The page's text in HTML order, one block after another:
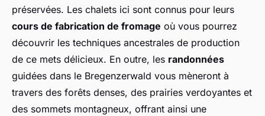
préservées. Les chalets ici sont connus pour leurs
cours de fabrication de fromage où vous pourrez
découvrir les techniques ancestrales de production
de ce mets délicieux. En outre, les randonnées
guidées dans le Bregenzerwald vous mèneront à
travers des forêts denses, des prairies verdoyantes et
des sommets montagneux, offrant ainsi une